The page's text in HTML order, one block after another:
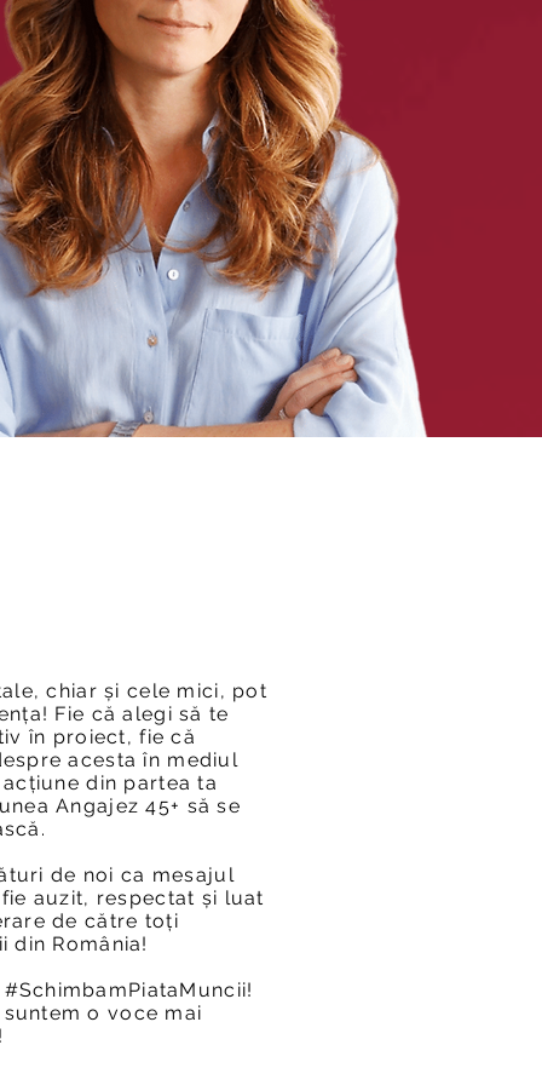
chiar și cele mici, pot
Fie că alegi să te
în proiect, fie că
acesta în mediul
din partea ta
Angajez 45+ să se
de noi ca mesajul
auzit, respectat și luat
de către toți
din România!
o voce mai